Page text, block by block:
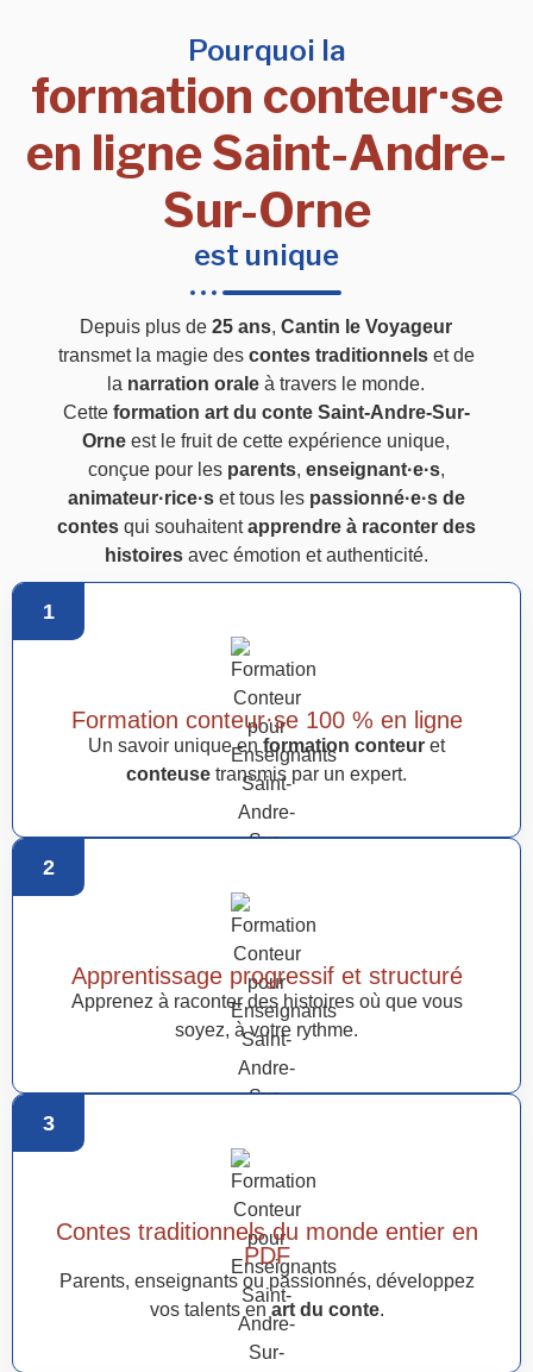
Pourquoi la
formation conteur·se
en ligne Saint-Andre-
Sur-Orne
est unique
Depuis plus de25 ans,Cantin le Voyageur
transmet la magie des contes traditionnelset de
la narration orale à travers le monde.
Cette formation art du conte Saint-Andre-Sur-
Orne est le fruit de cette expérience unique,
conçue pour les parents, enseignant·e·s,
animateur·rice·set tous les passionné·e·s de
contesqui souhaitentapprendre à raconter des
histoiresavec émotion et authenticité.
1
Formation conteur·se 100 % en ligne
Un savoir unique en formation conteur et
conteuse transmis par un expert.
2
Apprentissage progressif et structuré
Apprenez à raconter des histoires où que vous
soyez, à votre rythme.
3
Contes traditionnels du monde entier en
PDF
Parents, enseignants ou passionnés, développez
vos talents en art du conte.